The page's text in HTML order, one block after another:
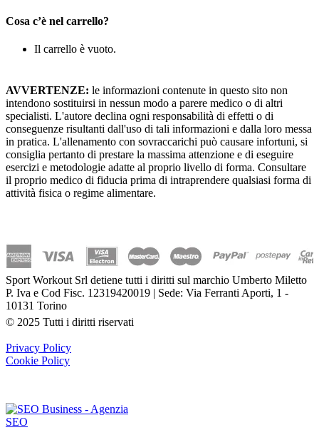
Cosa c’è nel carrello?
Il carrello è vuoto.
AVVERTENZE: le informazioni contenute in questo sito non
intendono sostituirsi in nessun modo a parere medico o di altri
specialisti. L'autore declina ogni responsabilità di effetti o di
conseguenze risultanti dall'uso di tali informazioni e dalla loro messa
in pratica. L'allenamento con sovraccarichi può causare infortuni, si
consiglia pertanto di prestare la massima attenzione e di eseguire
esercizi e metodologie adatte al proprio livello di forma. Consultare
il proprio medico di fiducia prima di intraprendere qualsiasi forma di
attività fisica o regime alimentare.
Sport Workout Srl detiene tutti i diritti sul marchio Umberto Miletto
P. Iva e Cod Fisc. 12319420019 | Sede: Via Ferranti Aporti, 1 -
10131 Torino
© 2025 Tutti i diritti riservati
Privacy Policy
Cookie Policy